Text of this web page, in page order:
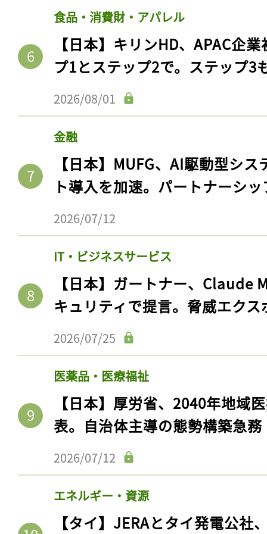
食品・消費財・アパレル
【日本】キリンHD、APAC企
プ1とステップ2で。ステップ3
2026/08/01
金融
【日本】MUFG、AI駆動型シ
ト導入を加速。パートナーシ
2026/07/12
IT・ビジネスサービス
【日本】ガートナー、Claude
キュリティで提言。脅威エク
2026/07/25
医薬品・医療福祉
【日本】厚労省、2040年地域
表。自治体主導の態勢構築急務
2026/07/12
エネルギー・資源
【タイ】JERAとタイ発電公社